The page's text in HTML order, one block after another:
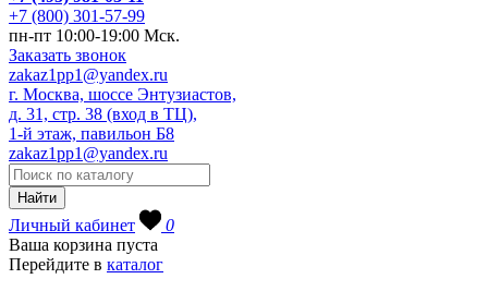
+7 (800) 301-57-99
пн-пт 10:00-19:00 Мск.
Заказать звонок
zakaz1pp1@yandex.ru
г. Москва, шоссе Энтузиастов,
д. 31, стр. 38 (вход в ТЦ),
1-й этаж, павильон Б8
zakaz1pp1@yandex.ru
Личный кабинет
0
Ваша корзина пуста
Перейдите в каталог